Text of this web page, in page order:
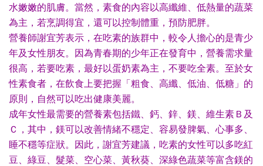
水嫩嫩的肌膚。當然，素食的內容以高纖維、低熱量的蔬菜
為主，若烹調得宜，還可以控制體重，預防肥胖。
營養師謝宜芳表示，在吃素的族群中，較令人擔心的是青少
年及女性朋友。因為青春期的少年正在發育中，營養需求量
很高，若要吃素，最好以蛋奶素為主，不要吃全素。至於女
性素食者，在飲食上要把握「粗食、高纖、低油、低糖」的
原則，自然可以吃出健康美麗。
成年女性最需要的營養素包括鐵、鈣、鋅、鎂、維生素Ｂ及
Ｃ，其中，鎂可以改善情緒不穩定、容易發脾氣、心事多、
睡不穩等症狀。因此，謝宜芳建議，吃素的女性可以多吃紅
豆、綠豆、髮菜、空心菜、黃秋葵、深綠色蔬菜等富含鎂的